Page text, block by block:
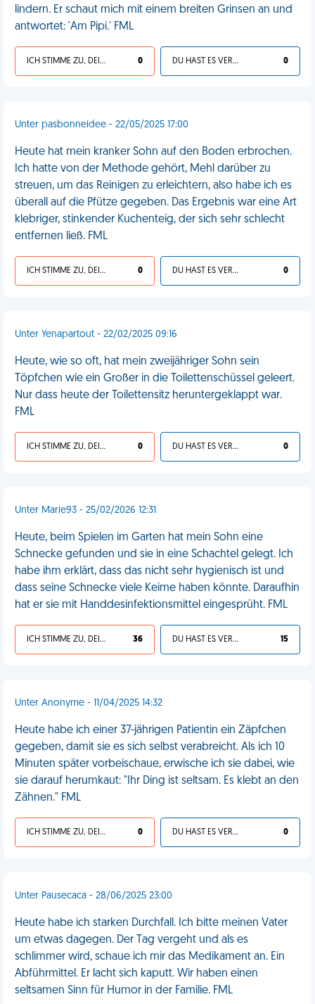
lindern. Er schaut mich mit einem breiten Grinsen an und
antwortet: 'Am Pipi.' FML
ICH STIMME ZU, DEIN LEBEN IST SCHEISSE 0 DU HAST ES VERDIENT 0
Unter pasbonneidee - 22/05/2025 17:00
Heute hat mein kranker Sohn auf den Boden erbrochen.
Ich hatte von der Methode gehört, Mehl darüber zu
streuen, um das Reinigen zu erleichtern, also habe ich es
überall auf die Pfütze gegeben. Das Ergebnis war eine Art
klebriger, stinkender Kuchenteig, der sich sehr schlecht
entfernen ließ. FML
ICH STIMME ZU, DEIN LEBEN IST SCHEISSE 0 DU HAST ES VERDIENT 0
Unter Yenapartout - 22/02/2025 09:16
Heute, wie so oft, hat mein zweijähriger Sohn sein
Töpfchen wie ein Großer in die Toilettenschüssel geleert.
Nur dass heute der Toilettensitz heruntergeklappt war.
FML
ICH STIMME ZU, DEIN LEBEN IST SCHEISSE 0 DU HAST ES VERDIENT 0
Unter Marie93 - 25/02/2026 12:31
Heute, beim Spielen im Garten hat mein Sohn eine
Schnecke gefunden und sie in eine Schachtel gelegt. Ich
habe ihm erklärt, dass das nicht sehr hygienisch ist und
dass seine Schnecke viele Keime haben könnte. Daraufhin
hat er sie mit Handdesinfektionsmittel eingesprüht. FML
ICH STIMME ZU, DEIN LEBEN IST SCHEISSE 36 DU HAST ES VERDIENT 15
Unter Anonyme - 11/04/2025 14:32
Heute habe ich einer 37-jährigen Patientin ein Zäpfchen
gegeben, damit sie es sich selbst verabreicht. Als ich 10
Minuten später vorbeischaue, erwische ich sie dabei, wie
sie darauf herumkaut: "Ihr Ding ist seltsam. Es klebt an den
Zähnen." FML
ICH STIMME ZU, DEIN LEBEN IST SCHEISSE 0 DU HAST ES VERDIENT 0
Unter Pausecaca - 28/06/2025 23:00
Heute habe ich starken Durchfall. Ich bitte meinen Vater
um etwas dagegen. Der Tag vergeht und als es
schlimmer wird, schaue ich mir das Medikament an. Ein
Abführmittel. Er lacht sich kaputt. Wir haben einen
seltsamen Sinn für Humor in der Familie. FML